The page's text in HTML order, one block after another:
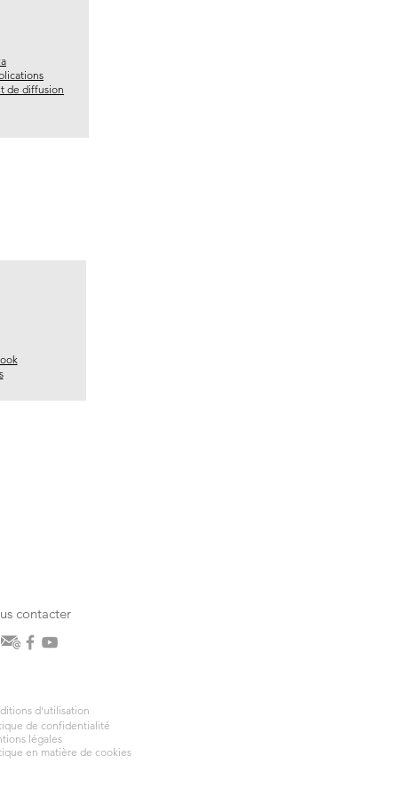
de diffusion
contacter
d'utilisation
de confidentialité
légales
en matière de cookies